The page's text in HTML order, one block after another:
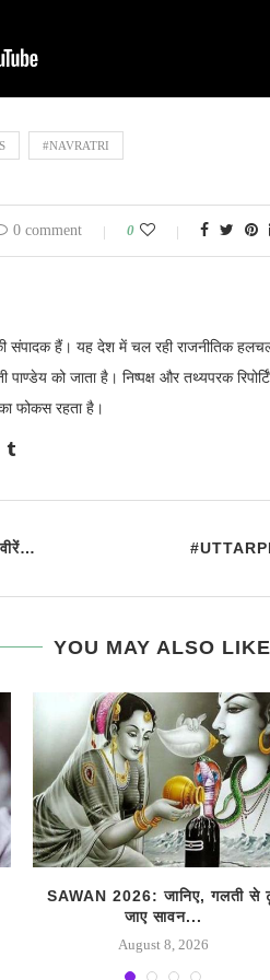
#NAVRATRI
0 comment 0
संपादक हैं। यह देश में चल रही राजनीतिक
को जाता है। निष्पक्ष और तथ्यपरक
फोकस रहता है।
YOU MAY ALSO LIKE
SAWAN 2026: जानिए, गलती से
जाए सावन...
August 8, 2026